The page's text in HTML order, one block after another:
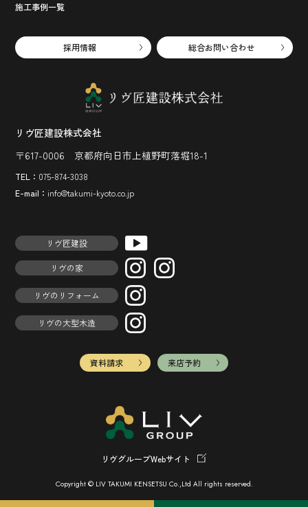
施工事例一覧
採用情報 総合お問い合わせ
リヴ匠建設株式会社
〒617-0006 京都府向日市上植野町落堀18-1
TEL： 075-874-3038
E-mail： info@takumi-kyoto.co.jp
リヴ匠建設
リヴの家
リヴのリフォーム
リヴの大型木造
資料請求 来店予約
リヴグループWebサイト
Copyright © LIV TAKUMI KENSETSU Co.,Ltd All rights reserved.